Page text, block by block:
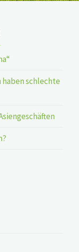
schlechte